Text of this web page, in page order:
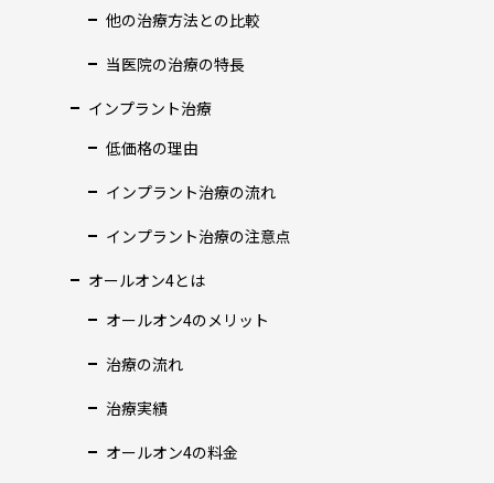
他の治療方法との比較
当医院の治療の特長
インプラント治療
低価格の理由
インプラント治療の流れ
インプラント治療の注意点
オールオン4とは
オールオン4のメリット
治療の流れ
治療実績
オールオン4の料金